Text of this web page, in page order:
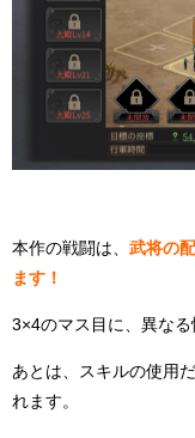
本作の戦闘は、 武将の
ます！
3×4のマス目に、異なる
あとは、スキルの使用
れます。